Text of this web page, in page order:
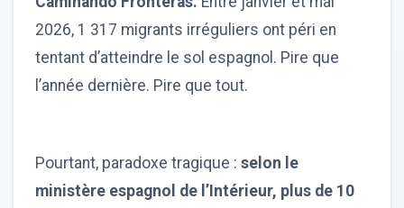
2026, 1 317 migrants irréguliers ont péri en
tentant d’atteindre le sol espagnol. Pire que
l’année dernière. Pire que tout.
Pourtant, paradoxe tragique : selon le
ministère espagnol de l’Intérieur, plus de 10